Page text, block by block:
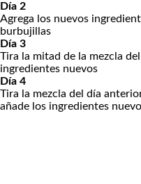
Día 2
Agrega los nuevos
burbujillas
Día 3
Tira la mitad de la mezcla
ingredientes nuevos
Día 4
Tira la mezcla del día
añade los ingredientes